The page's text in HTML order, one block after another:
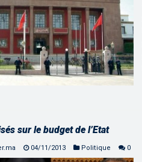
sur le budget de l’Etat
04/11/2013 Politique 0